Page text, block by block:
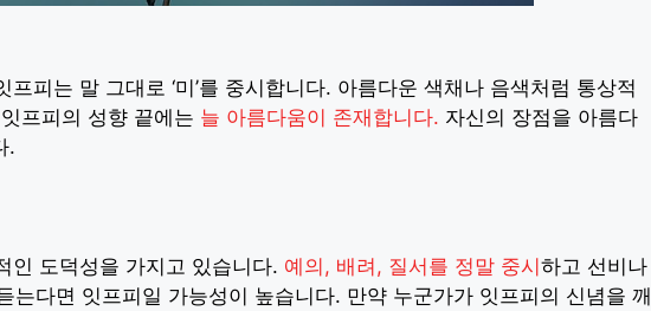
피는 말 그대로 ‘미’를 중시합니다. 아름다운 색채나 음색처럼 통상적
프피의 성향 끝에는 늘 아름다움이 존재합니다. 자신의 장점을 아름다
.
인 도덕성을 가지고 있습니다. 예의, 배려, 질서를 정말 중시하고 선비나
는다면 잇프피일 가능성이 높습니다. 만약 누군가가 잇프피의 신념을 깨